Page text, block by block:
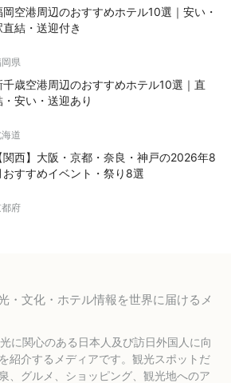
岡空港周辺のおすすめホテル10選｜安い・
直結・送迎付き
県
千歳空港周辺のおすすめホテル10選｜直
・安い・送迎あり
道
関西】大阪・京都・奈良・神戸の2026年8
おすすめイベント・祭り8選
府
・文化・ホテル情報を世界に届けるメ
に関心のある日本人及び訪日外国人に向
紹介するメディアです。観光スポットだ
、グルメ、ショッピング、観光地へのア